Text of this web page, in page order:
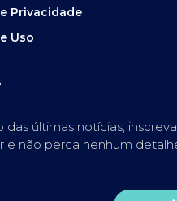
Privacidade
Uso
das últimas notícias,
e não perca nenhum